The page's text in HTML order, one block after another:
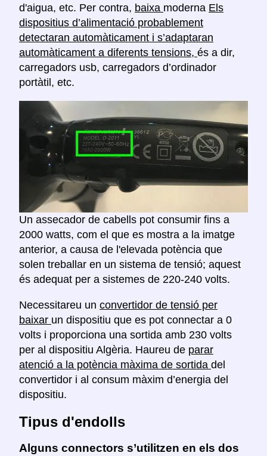
d'aigua, etc. Per contra, baixa moderna Els
dispositius d’alimentació probablement
detectaran automàticament i s’adaptaran
automàticament a diferents tensions, és a dir,
carregadors usb, carregadors d’ordinador
portàtil, etc.
Un assecador de cabells pot consumir fins a
2000 watts, com el que es mostra a la imatge
anterior, a causa de l'elevada potència que
solen treballar en un sistema de tensió; aquest
és adequat per a sistemes de 220-240 volts.
Necessitareu un convertidor de tensió per
baixar un dispositiu que es pot connectar a 0
volts i proporciona una sortida amb 230 volts
per al dispositiu Algèria. Haureu de parar
atenció a la potència màxima de sortida del
convertidor i al consum màxim d’energia del
dispositiu.
Tipus d'endolls
Alguns connectors s’utilitzen en els dos